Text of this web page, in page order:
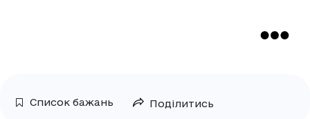
Список бажань Поділитись